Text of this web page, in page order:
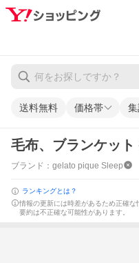
送料無料 価格帯
毛布、ブランケット
ブランド：gelato pique Sleep
ランキングとは？
情報の更新には時差があるため正確な
要約は不正確な可能性があります。